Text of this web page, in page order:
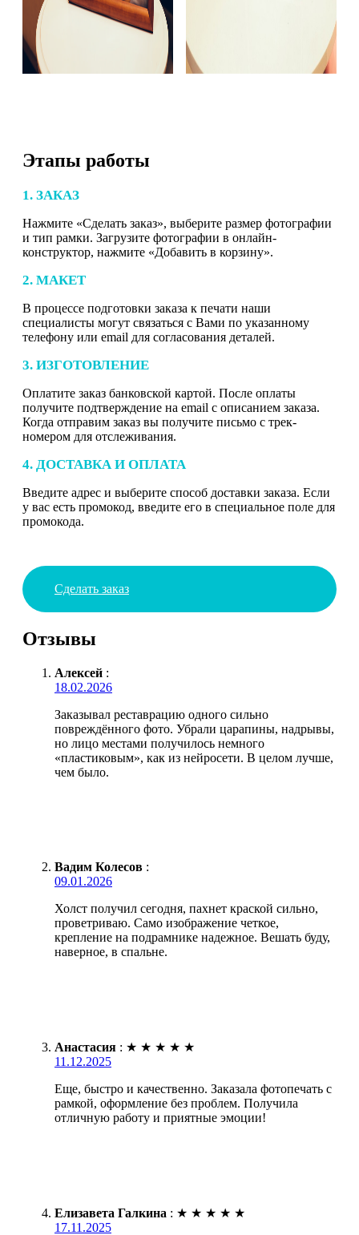
Этапы работы
1. ЗАКАЗ
Нажмите «Сделать заказ», выберите размер фотографии
и тип рамки. Загрузите фотографии в онлайн-
конструктор, нажмите «Добавить в корзину».
2. МАКЕТ
В процессе подготовки заказа к печати наши
специалисты могут связаться с Вами по указанному
телефону или email для согласования деталей.
3. ИЗГОТОВЛЕНИЕ
Оплатите заказ банковской картой. После оплаты
получите подтверждение на email с описанием заказа.
Когда отправим заказ вы получите письмо с трек-
номером для отслеживания.
4. ДОСТАВКА И ОПЛАТА
Введите адрес и выберите способ доставки заказа. Если
у вас есть промокод, введите его в специальное поле для
промокода.
Сделать заказ
Отзывы
Алексей :
18.02.2026
Заказывал реставрацию одного сильно
повреждённого фото. Убрали царапины, надрывы,
но лицо местами получилось немного
«пластиковым», как из нейросети. В целом лучше,
чем было.
Вадим Колесов :
09.01.2026
Холст получил сегодня, пахнет краской сильно,
проветриваю. Само изображение четкое,
крепление на подрамнике надежное. Вешать буду,
наверное, в спальне.
Анастасия : ★ ★ ★ ★ ★
11.12.2025
Еще, быстро и качественно. Заказала фотопечать с
рамкой, оформление без проблем. Получила
отличную работу и приятные эмоции!
Елизавета Галкина : ★ ★ ★ ★ ★
17.11.2025